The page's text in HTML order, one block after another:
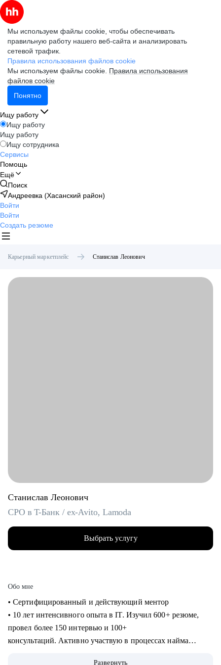
Мы используем файлы cookie, чтобы обеспечивать
правильную работу нашего веб-сайта и анализировать
сетевой трафик.
Правила использования файлов cookie
Мы используем файлы cookie. Правила использования
файлов cookie
Понятно
Ищу работу
Ищу работу
Ищу работу
Ищу сотрудника
Сервисы
Помощь
Ещё
Поиск
Андреевка (Хасанский район)
Войти
Войти
Создать резюме
Карьерный маркетплейс Станислав Леонович
Станислав Леонович
CPO в T-Банк / ex-Avito, Lamoda
Выбрать услугу
Обо мне
• Сертифицированный и действующий ментор
• 10 лет интенсивного опыта в IT. Изучил 600+ резюме,
провел более 150 интервью и 100+
консультаций. Активно участвую в процессах найма
Развернуть